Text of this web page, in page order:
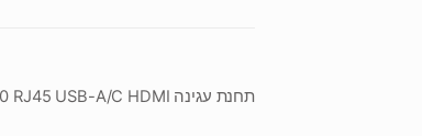
תחנת עגינה Solid HB401 6 in 1 4K Gen2 Hub PD3.0 RJ45 USB-A/C HDMI